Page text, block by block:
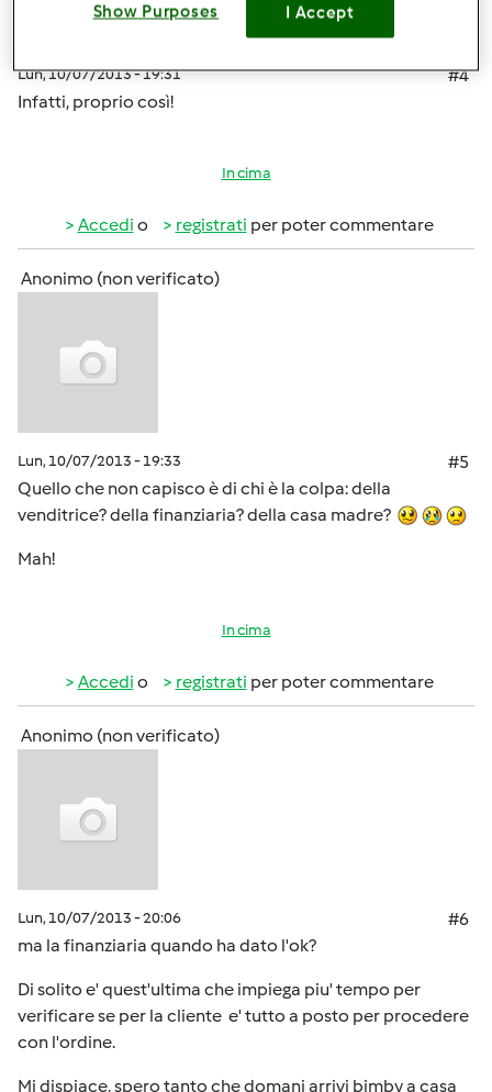
Lun, 10/07/2013 - 19:31
#4
Infatti, proprio così!
In cima
Accedi o registrati per poter commentare
Anonimo (non verificato)
Lun, 10/07/2013 - 19:33
#5
Quello che non capisco è di chi è la colpa: della
venditrice? della finanziaria? della casa madre?
Mah!
In cima
Accedi o registrati per poter commentare
Anonimo (non verificato)
Lun, 10/07/2013 - 20:06
#6
ma la finanziaria quando ha dato l'ok?
Di solito e' quest'ultima che impiega piu' tempo per
verificare se per la cliente e' tutto a posto per procedere
con l'ordine.
Mi dispiace, spero tanto che domani arrivi bimby a casa
Show Purposes I Accept